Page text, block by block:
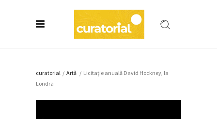
curatorial / Artǎ / Licitație anuală David Hockney, la
Londra